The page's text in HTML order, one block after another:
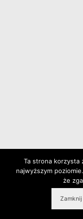
© 2026 Wylepianki - Made by:
Ta strona korzysta
najwyższym
że
Zamknij